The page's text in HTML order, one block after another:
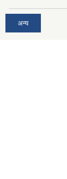
अन्य